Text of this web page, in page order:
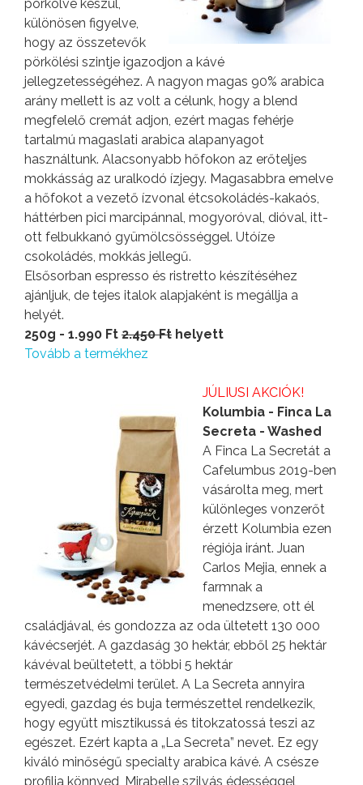
pörkölve készül,
különösen figyelve,
hogy az összetevők
pörkölési szintje igazodjon a kávé
jellegzetességéhez. A nagyon magas 90% arabica
arány mellett is az volt a célunk, hogy a blend
megfelelő cremát adjon, ezért magas fehérje
tartalmú magaslati arabica alapanyagot
használtunk. Alacsonyabb hőfokon az erőteljes
mokkásság az uralkodó ízjegy. Magasabbra emelve
a hőfokot a vezető ízvonal étcsokoládés-kakaós,
háttérben pici marcipánnal, mogyoróval, dióval, itt-
ott felbukkanó gyümölcsösséggel. Utóíze
csokoládés, mokkás jellegű.
Elsősorban espresso és ristretto készítéséhez
ajánljuk, de tejes italok alapjaként is megállja a
helyét.
250g - 1.990 Ft 2.450 Ft helyett
Tovább a termékhez
JÚLIUSI AKCIÓK!
Kolumbia - Finca La
Secreta - Washed
A Finca La Secretát a
Cafelumbus 2019-ben
vásárolta meg, mert
különleges vonzerőt
érzett Kolumbia ezen
régiója iránt. Juan
Carlos Mejia, ennek a
farmnak a
menedzsere, ott él
családjával, és gondozza az oda ültetett 130 000
kávécserjét. A gazdaság 30 hektár, ebből 25 hektár
kávéval beültetett, a többi 5 hektár
természetvédelmi terület. A La Secreta annyira
egyedi, gazdag és buja természettel rendelkezik,
hogy együtt misztikussá és titokzatossá teszi az
egészet. Ezért kapta a „La Secreta” nevet. Ez egy
kiváló minőségű specialty arabica kávé. A csésze
profilja könnyed, Mirabelle szilvás édességgel,